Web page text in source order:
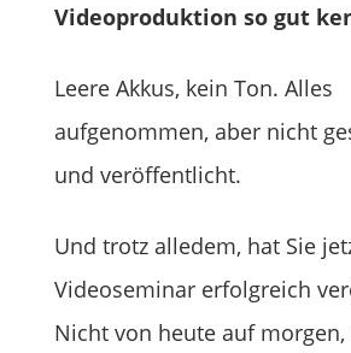
Videoproduktion so gut
Leere Akkus, kein Ton. Alles
aufgenommen, aber nicht
und veröffentlicht.
Und trotz alledem, hat Sie
Videoseminar erfolgreich
Nicht von heute auf